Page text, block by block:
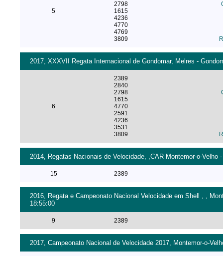
5
2798
1615
4236
4770
4769
3809
2017, XXXVII Regata Internacional de Gondomar, Melres -
6
2389
2840
2798
1615
4770
2591
4236
3531
3809
2014, Regatas Nacionais de Velocidade, ,CAR Montemor-o-
15 2389
2016, Regata e Campeonato Nacional Velocidade em Shell , ,
18:55:00
9 2389
2017, Campeonato Nacional de Velocidade 2017, Montemor-o-